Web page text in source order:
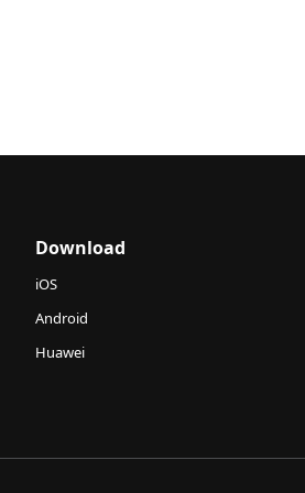
Download
iOS
Android
Huawei